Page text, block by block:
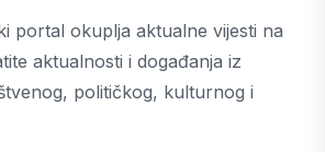
portal okuplja aktualne vijesti na
aktualnosti i događanja iz
političkog, kulturnog i